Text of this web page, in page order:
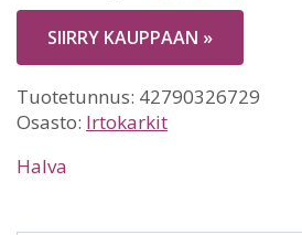
SIIRRY KAUPPAAN »
Tuotetunnus: 42790326729
Osasto: Irtokarkit
Halva